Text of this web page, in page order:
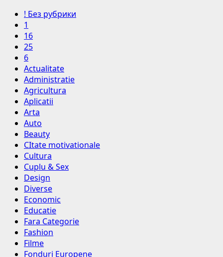
! Без рубрики
1
16
25
6
Actualitate
Administratie
Agricultura
Aplicatii
Arta
Auto
Beauty
CItate motivationale
Cultura
Cuplu & Sex
Design
Diverse
Economic
Educatie
Fara Categorie
Fashion
Filme
Fonduri Europene